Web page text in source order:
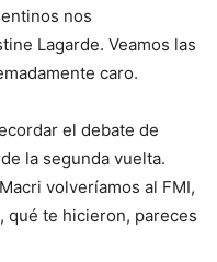
nos
Lagarde. Veamos las
caro.
el debate de
la segunda vuelta.
volveríamos al FMI,
qué te hicieron, pareces